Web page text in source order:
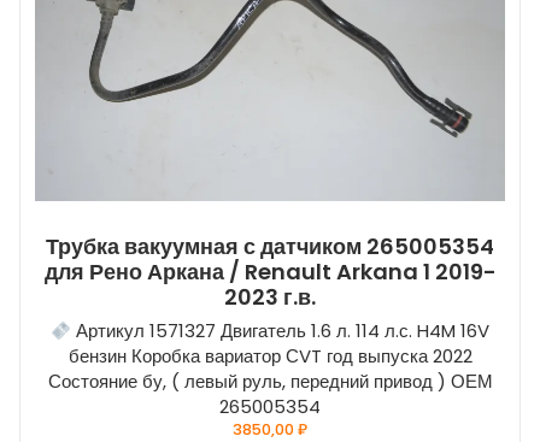
Трубка вакуумная с датчиком 265005354
для Рено Аркана / Renault Arkana 1 2019-
2023 г.в.
Артикул 1571327 Двигатель 1.6 л. 114 л.с. H4M 16V
бензин Коробка вариатор СVT год выпуска 2022
Состояние бу, ( левый руль, передний привод ) ОЕМ
265005354
3850,00₽